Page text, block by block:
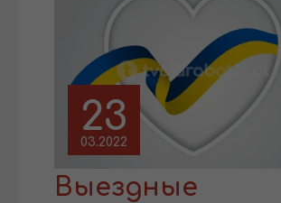
23
03.2022
Выездные